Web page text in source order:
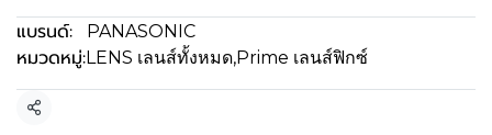
แบรนด์: PANASONIC
หมวดหมู่:LENS เลนส์ทั้งหมด,Prime เลนส์ฟิกซ์
แชร์